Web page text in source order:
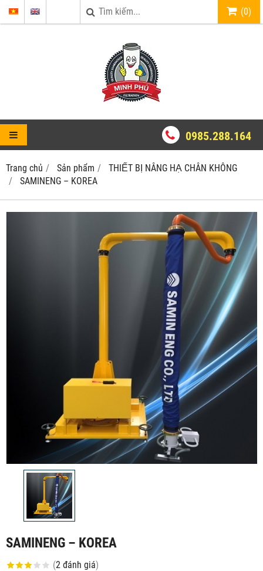
(0)
0985.288.164
Trang chủ Sản phẩm
THIẾT BỊ NÂNG HẠ CHÂN KHÔNG
SAMINENG – KOREA
SAMINENG – KOREA
(2 đánh giá)